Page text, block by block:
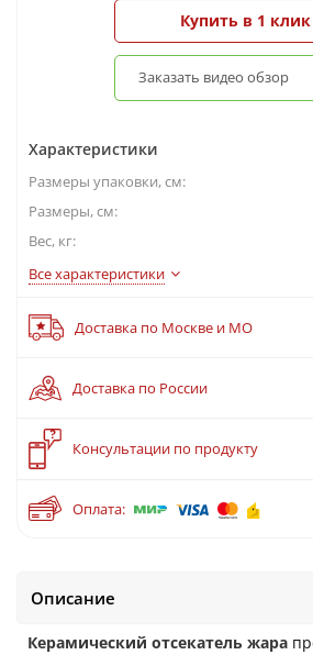
Купить в 1 клик
Заказать видео обзор
Характеристики
Размеры упаковки, cм:
Размеры, см:
Вес, кг:
Все характеристики
Доставка по Москве и МО
?
Консультации по продукту
Доставка по России
Оплата:
Описание
Керамический отсекатель жара